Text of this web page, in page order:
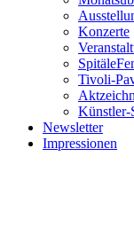
Konzerte
Tivoli-
Künstler-
Newsletter
Impressionen